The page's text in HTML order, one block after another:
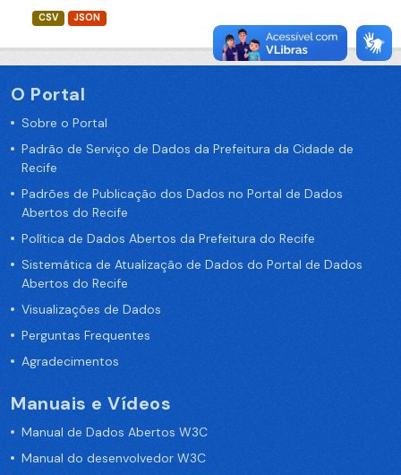
CSV JSON
O Portal
Sobre o Portal
Padrão de Serviço de Dados da Prefeitura da Cidade de
Recife
Padrões de Publicação dos Dados no Portal de Dados
Abertos do Recife
Política de Dados Abertos da Prefeitura do Recife
Sistemática de Atualização de Dados do Portal de Dados
Abertos do Recife
Visualizações de Dados
Perguntas Frequentes
Agradecimentos
Manuais e Vídeos
Manual de Dados Abertos W3C
Manual do desenvolvedor W3C